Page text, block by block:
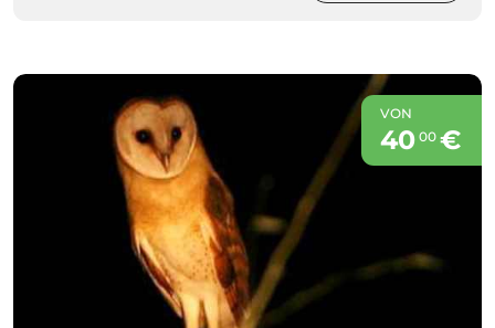
VON
40 00€